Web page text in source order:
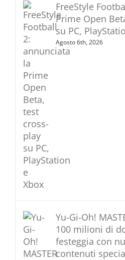
FreeStyle
Prime Open
su PC,
Agosto 6th, 2026
Yu-Gi-Oh!
100 milioni di
festeggia con
contenuti